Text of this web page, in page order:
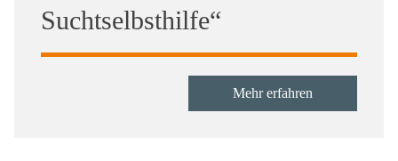
Suchtselbsthilfe“
Mehr erfahren